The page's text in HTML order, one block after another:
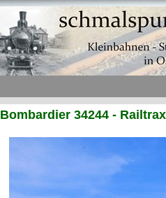
Bombardier 34244 -